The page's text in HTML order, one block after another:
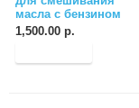
масла с бензином
1,500.00 р.